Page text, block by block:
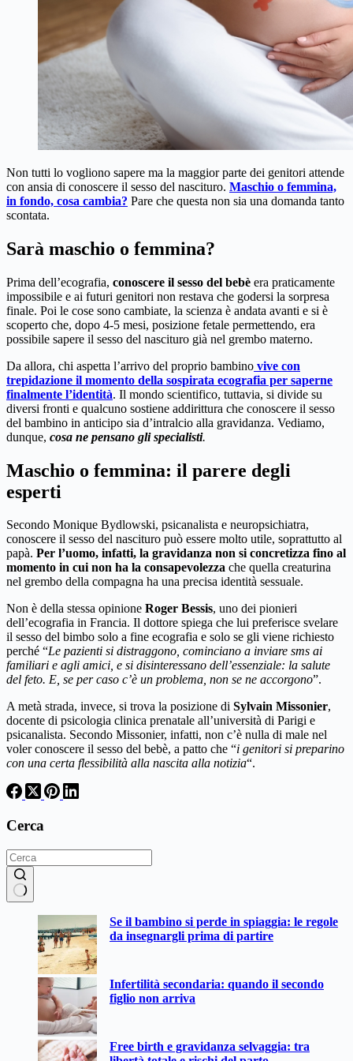
Non tutti lo vogliono sapere ma la maggior parte dei genitori attende
con ansia di conoscere il sesso del nascituro. Maschio o femmina,
in fondo, cosa cambia? Pare che questa non sia una domanda tanto
scontata.
Sarà maschio o femmina?
Prima dell’ecografia, conoscere il sesso del bebè era praticamente
impossibile e ai futuri genitori non restava che godersi la sorpresa
finale. Poi le cose sono cambiate, la scienza è andata avanti e si è
scoperto che, dopo 4-5 mesi, posizione fetale permettendo, era
possibile sapere il sesso del nascituro già nel grembo materno.
Da allora, chi aspetta l’arrivo del proprio bambino vive con
trepidazione il momento della sospirata ecografia per saperne
finalmente l’identità. Il mondo scientifico, tuttavia, si divide su
diversi fronti e qualcuno sostiene addirittura che conoscere il sesso
del bambino in anticipo sia d’intralcio alla gravidanza. Vediamo,
dunque, cosa ne pensano gli specialisti.
Maschio o femmina: il parere degli
esperti
Secondo Monique Bydlowski, psicanalista e neuropsichiatra,
conoscere il sesso del nascituro può essere molto utile, soprattutto al
papà. Per l’uomo, infatti, la gravidanza non si concretizza fino al
momento in cui non ha la consapevolezza che quella creaturina
nel grembo della compagna ha una precisa identità sessuale.
Non è della stessa opinione Roger Bessis, uno dei pionieri
dell’ecografia in Francia. Il dottore spiega che lui preferisce svelare
il sesso del bimbo solo a fine ecografia e solo se gli viene richiesto
perché “Le pazienti si distraggono, cominciano a inviare sms ai
familiari e agli amici, e si disinteressano dell’essenziale: la salute
del feto. E, se per caso c’è un problema, non se ne accorgono”.
A metà strada, invece, si trova la posizione di Sylvain Missonier,
docente di psicologia clinica prenatale all’università di Parigi e
psicanalista. Secondo Missonier, infatti, non c’è nulla di male nel
voler conoscere il sesso del bebè, a patto che “i genitori si preparino
con una certa flessibilità alla nascita alla notizia“.
Cerca
Se il bambino si perde in spiaggia: le regole
da insegnargli prima di partire
Infertilità secondaria: quando il secondo
figlio non arriva
Free birth e gravidanza selvaggia: tra